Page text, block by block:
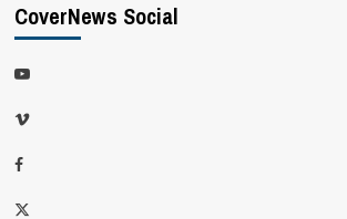
CoverNews Social